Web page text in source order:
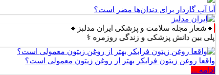
آیا آب گازدار برای دندان‌ها مضر است؟
🔹شعار مجله سلامت و پزشکی ایران مدلبز🔹
دانش پزشکی و زندگی روزمره ⚕️
واقعا روغن زیتون فرابکر بهتر از روغن زیتون معمولی است؟
ادامه ...